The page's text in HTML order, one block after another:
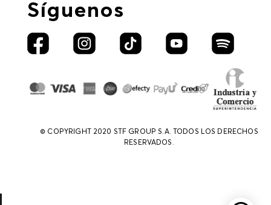
Síguenos
© COPYRIGHT 2020 STF GROUP S.A. TODOS LOS DERECHOS
RESERVADOS.